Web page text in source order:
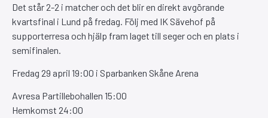
Det står 2-2 i matcher och det blir en direkt avgörande
kvartsfinal i Lund på fredag. Följ med IK Sävehof på
supporterresa och hjälp fram laget till seger och en plats i
semifinalen.
Fredag 29 april 19:00 i Sparbanken Skåne Arena
Avresa Partillebohallen 15:00
Hemkomst 24:00